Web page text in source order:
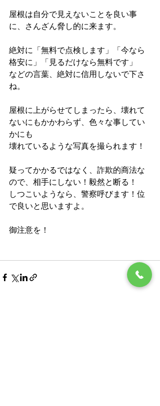
屋根は自分で見えないことを良い事
に、さんざん脅し的に来ます。
絶対に「無料で点検します」「今なら
格安に」「見るだけなら無料です」
などの言葉、絶対に信用しないで下さ
ね。
屋根に上がらせてしまったら、壊れて
ないにもかかわらず、色々な事してい
かにも
壊れているような写真を撮られます！
疑ってかかるではなく、詐欺的商法な
ので、相手にしない！毅然と断る！
しつこいようなら、警察呼びます！位
で良いと思いますよ。
御注意を！